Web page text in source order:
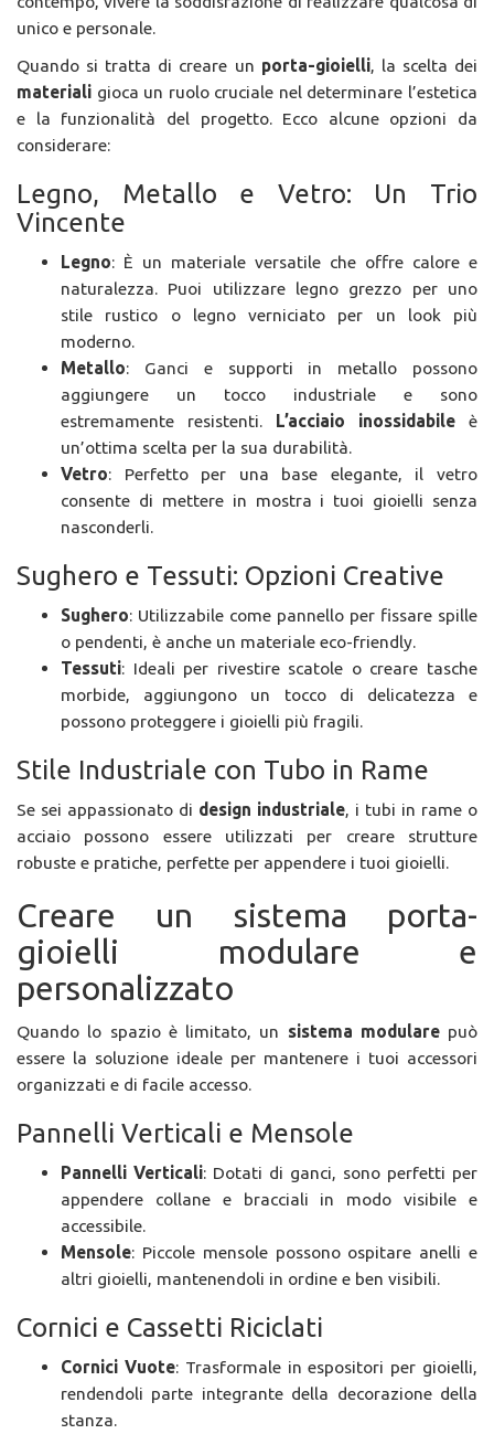
unico e personale.
Quando si tratta di creare un porta-gioielli, la scelta dei
materiali gioca un ruolo cruciale nel determinare l’estetica
e la funzionalità del progetto. Ecco alcune opzioni da
considerare:
Legno, Metallo e Vetro: Un Trio
Vincente
Legno: È un materiale versatile che offre calore e
naturalezza. Puoi utilizzare legno grezzo per uno
stile rustico o legno verniciato per un look più
moderno.
Metallo: Ganci e supporti in metallo possono
aggiungere un tocco industriale e sono
estremamente resistenti. L’acciaio inossidabile è
un’ottima scelta per la sua durabilità.
Vetro: Perfetto per una base elegante, il vetro
consente di mettere in mostra i tuoi gioielli senza
nasconderli.
Sughero e Tessuti: Opzioni Creative
Sughero: Utilizzabile come pannello per fissare spille
o pendenti, è anche un materiale eco-friendly.
Tessuti: Ideali per rivestire scatole o creare tasche
morbide, aggiungono un tocco di delicatezza e
possono proteggere i gioielli più fragili.
Stile Industriale con Tubo in Rame
Se sei appassionato di design industriale, i tubi in rame o
acciaio possono essere utilizzati per creare strutture
robuste e pratiche, perfette per appendere i tuoi gioielli.
Creare un sistema porta-
gioielli modulare e
personalizzato
Quando lo spazio è limitato, un sistema modularepuò
essere la soluzione ideale per mantenere i tuoi accessori
organizzati e di facile accesso.
Pannelli Verticali e Mensole
Pannelli Verticali: Dotati di ganci, sono perfetti per
appendere collane e bracciali in modo visibile e
accessibile.
Mensole: Piccole mensole possono ospitare anelli e
altri gioielli, mantenendoli in ordine e ben visibili.
Cornici e Cassetti Riciclati
Cornici Vuote: Trasformale in espositori per gioielli,
rendendoli parte integrante della decorazione della
stanza.